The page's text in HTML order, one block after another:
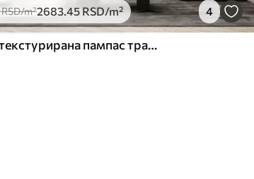
RSD/m²2683.45 RSD/m² 4
Висока, текстурирана пампас трава у меким, топлим, неутралним тоновима, са замућеном, светлом позадином